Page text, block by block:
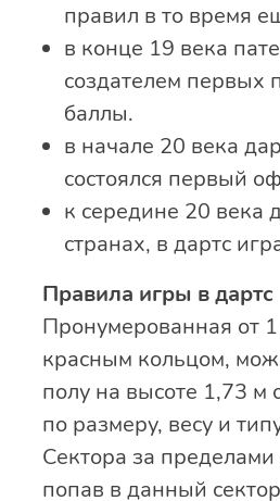
правил в то время
в конце 19 века
создателем первых
баллы.
в начале 20 века
состоялся первый
к середине 20 века
странах, в дартс
Правила игры в дартс
Пронумерованная от
красным кольцом,
полу на высоте 1,73 м
по размеру, весу и
Сектора за
попав в данный